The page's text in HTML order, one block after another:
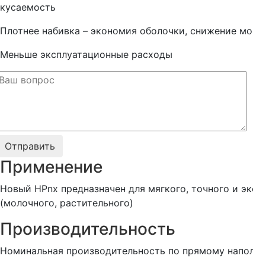
кусаемость
Плотнее набивка – экономия оболочки, снижение
Меньше эксплуатационные расходы
Применение
Новый HPnx предназначен для мягкого, точного и
(молочного, растительного)
Производительность
Номинальная производительность по прямому